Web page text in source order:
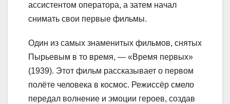
ассистентом оператора, а затем начал
снимать свои первые фильмы.
Один из самых знаменитых фильмов, снятых
Пырьевым в то время, — «Время первых»
(1939). Этот фильм рассказывает о первом
полёте человека в космос. Режиссёр смело
передал волнение и эмоции героев, создав